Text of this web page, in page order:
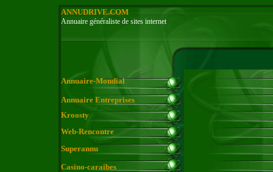
ANNUDRIVE.COM
Annuaire généraliste de sites internet
Annuaire-Mondial
Annuaire Entreprises
Kroosty
Web-Rencontre
Superannu
Casino-caraibes